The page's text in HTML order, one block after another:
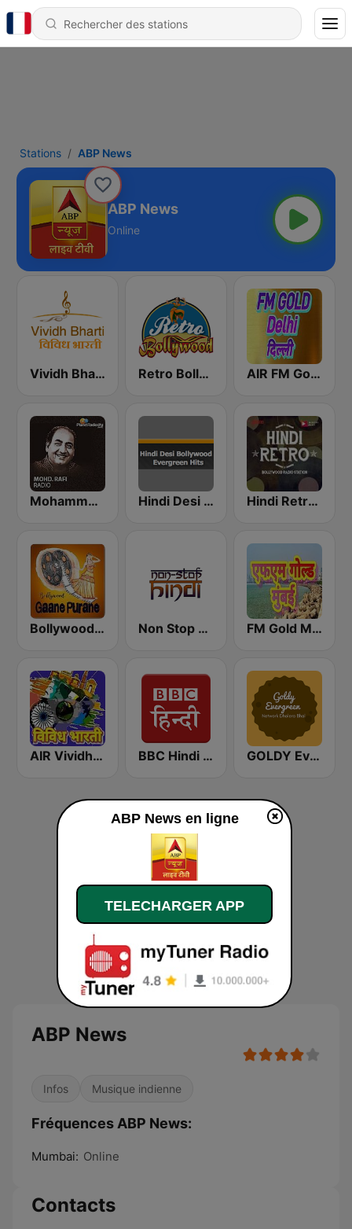
Stations ABP News
ABP News
Online
Vividh Bharti (विविध भारती) Retro Bollywood AIR FM Gold Dehli
Mohammed Rafi Radio Hindi Desi Bollywood Evergreen Hits Hindi Retro Hits Radio
Bollywood Gaane Purane Non Stop Hindi FM Gold Mumbai
AIR Vividh Bharati BBC Hindi - नमस्कार भारत GOLDY Evergreen
ABP News
Infos Musique indienne
Fréquences ABP News:
Mumbai: Online
Contacts
ABP News en ligne
TELECHARGER APP